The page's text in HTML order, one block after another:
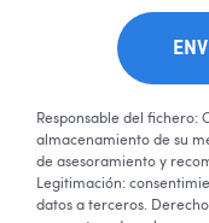
Responsable del fichero:
almacenamiento de su
de asesoramiento y
Legitimación:
datos a terceros.